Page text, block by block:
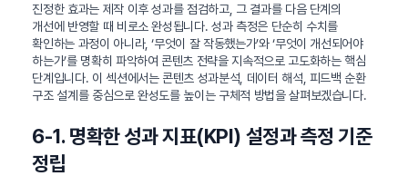
진정한 효과는 제작 이후 성과를 점검하고, 그 결과를 다음 단계의
개선에 반영할 때 비로소 완성됩니다. 성과 측정은 단순히 수치를
확인하는 과정이 아니라, ‘무엇이 잘 작동했는가’와 ‘무엇이 개선되어야
하는가’를 명확히 파악하여 콘텐츠 전략을 지속적으로 고도화하는 핵심
단계입니다. 이 섹션에서는 콘텐츠 성과분석, 데이터 해석, 피드백 순환
구조 설계를 중심으로 완성도를 높이는 구체적 방법을 살펴보겠습니다.
6-1. 명확한 성과 지표(KPI) 설정과 측정 기준
정립